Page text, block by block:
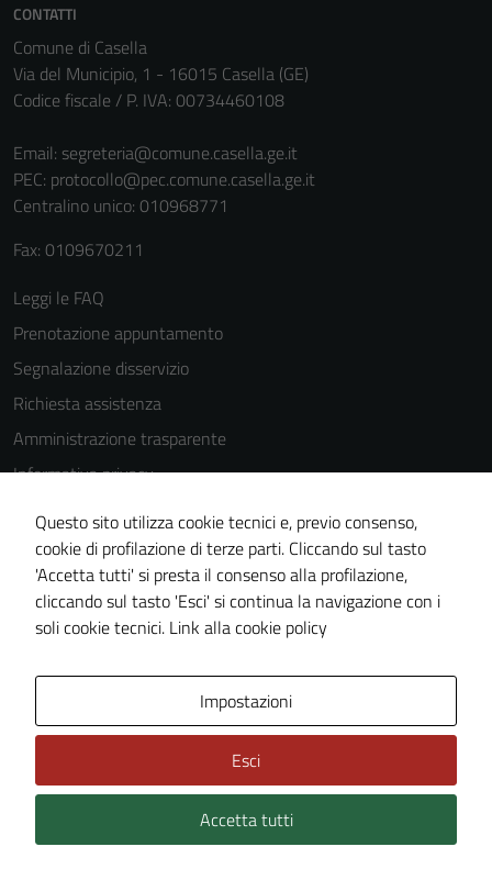
CONTATTI
Comune di Casella
Via del Municipio, 1 - 16015 Casella (GE)
Codice fiscale / P. IVA: 00734460108
Email: segreteria@comune.casella.ge.it
PEC: protocollo@pec.comune.casella.ge.it
Centralino unico: 010968771
Fax: 0109670211
Leggi le FAQ
Prenotazione appuntamento
Segnalazione disservizio
Richiesta assistenza
Amministrazione trasparente
Informativa privacy
Note legali
Dichiarazione di accessibilità
Piano di miglioramento del sito
Technical Design s.r.l.
Questo sito utilizza cookie tecnici e, previo consenso,
cookie di profilazione di terze parti. Cliccando sul tasto
'Accetta tutti' si presta il consenso alla profilazione,
cliccando sul tasto 'Esci' si continua la navigazione con i
soli cookie tecnici. Link alla cookie policy
Impostazioni
Esci
Accetta tutti
possono
essere
Questi cookie
non raccolgono
estesa per i
dettagli) e
possono
essere
utilizzati
profilazione.
La
disabilitazione
cookies può
peggiore la
navigazione e